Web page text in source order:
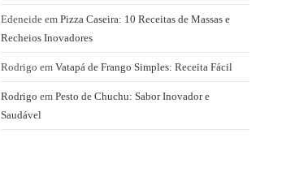
Edeneide em Pizza Caseira: 10 Receitas de Massas e
Recheios Inovadores
Rodrigo em Vatapá de Frango Simples: Receita Fácil
Rodrigo em Pesto de Chuchu: Sabor Inovador e
Saudável